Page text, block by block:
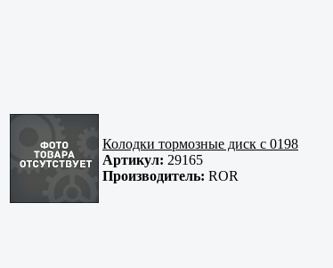
Колодки тормозные диск с 0198
Артикул: 29165
Производитель: ROR